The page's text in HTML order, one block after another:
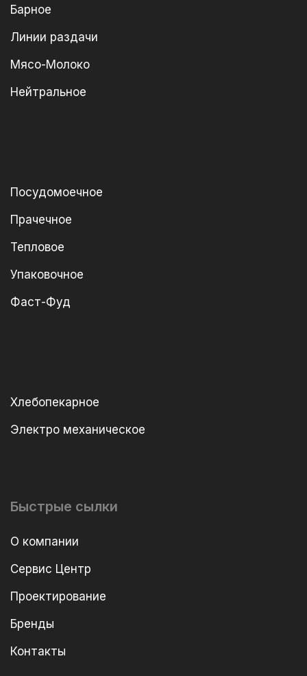
Барное
Линии раздачи
Мясо-Молоко
Нейтральное
Посудомоечное
Прачечное
Тепловое
Упаковочное
Фаст-Фуд
Хлебопекарное
Электро механическое
Быстрые сылки
О компании
Сервис Центр
Проектирование
Бренды
Контакты